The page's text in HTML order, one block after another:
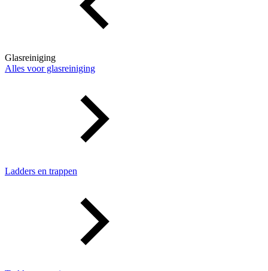
Glasreiniging
Alles voor glasreiniging
Ladders en trappen